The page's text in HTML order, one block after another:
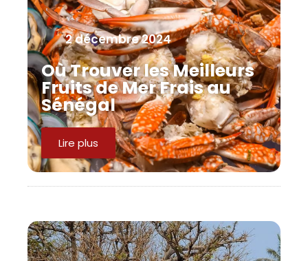
2 décembre 2024
Où Trouver les Meilleurs
Fruits de Mer Frais au
Sénégal
Lire plus